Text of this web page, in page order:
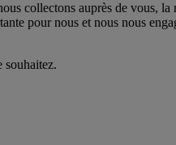
collectons auprès de vous,
pour nous et nous nous
souhaitez.